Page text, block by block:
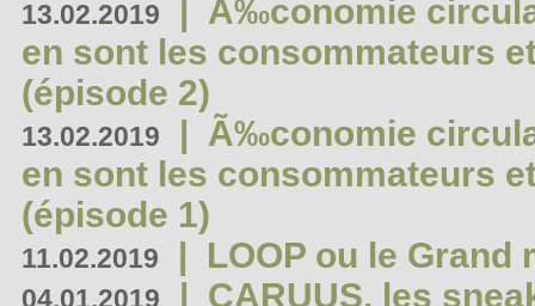
13.02.2019 | Ã‰conomie
en sont les consommateurs
(épisode 2)
13.02.2019 | Ã‰conomie
en sont les consommateurs
(épisode 1)
11.02.2019 | LOOP ou le Grand
04.01.2019 | CARUUS, les